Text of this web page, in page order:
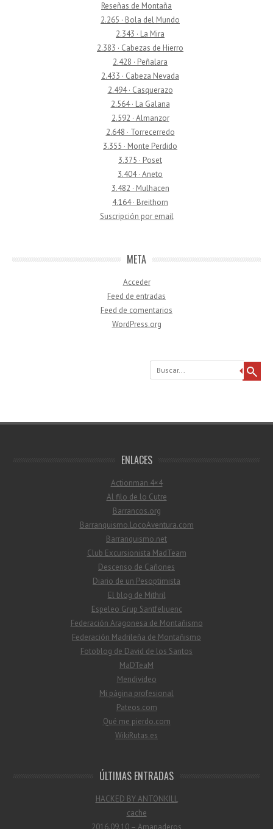
Reseñas de Montaña
2.265 · Bola del Mundo
2.343 · La Mira
2.383 · Cabezas de Hierro
2.428 · Peñalara
2.433 · Cabeza Nevada
2.494 · Casquerazo
2.564 · La Galana
2.592 · Almanzor
2.648 · Torrecerredo
3.355 · Monte Perdido
3.375 · Poset
3.404 · Aneto
3.482 · Mulhacen
4.164 · Breithorn
Suscripción por email
META
Acceder
Feed de entradas
Feed de comentarios
WordPress.org
Buscar
ENLACES
Actionman 4×4
Al filo de lo Cutre
Barrancos.org
Barranquismo.LocoAventura.com
Barranquismo.net
Club Excursionista MadTeam
Descenso de Cañones
Diario de un Pesoptimista
El blog de Mithril
Espeleo Grup Santfeliuenc
Federación Aragonesa de Montañismo
Federación Madrileña de Montañismo
Fotoblog de David de los Santos
MaDTeaM
Mendivideo
Mi página profesional
Pateos.com
Qué me pierdo.com
WikiRutas.es
ÚLTIMAS ENTRADAS
HACKED BY ANTONKILL
cache
2016.09.10 – Amanaderos